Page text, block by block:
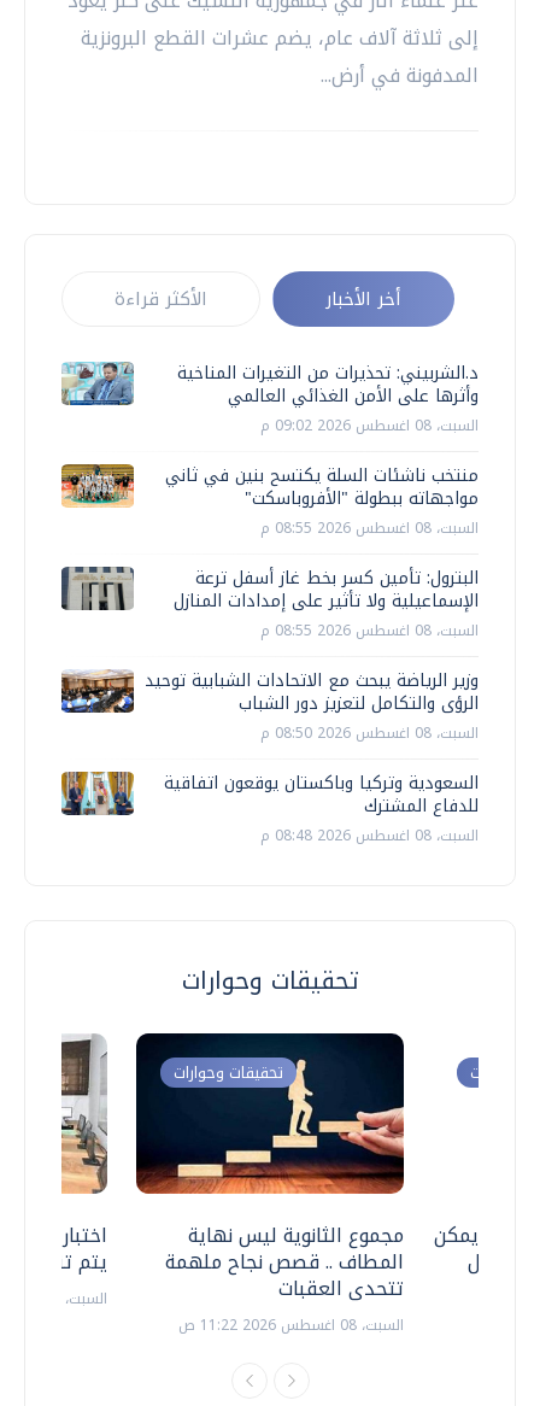
إلى ثلاثة آلاف عام، يضم عشرات القطع البرونزية
المدفونة في أرض...
أخر الأخبار الأكثر قراءة
د.الشربيني: تحذيرات من التغيرات المناخية
وأثرها على الأمن الغذائي العالمي
السبت، 08 اغسطس 2026 09:02 م
منتخب ناشئات السلة يكتسح بنين في ثاني
مواجهاته ببطولة "الأفروباسكت"
السبت، 08 اغسطس 2026 08:55 م
البترول: تأمين كسر بخط غاز أسفل ترعة
الإسماعيلية ولا تأثير على إمدادات المنازل
السبت، 08 اغسطس 2026 08:55 م
وزير الرياضة يبحث مع الاتحادات الشبابية توحيد
الرؤى والتكامل لتعزيز دور الشباب
السبت، 08 اغسطس 2026 08:50 م
السعودية وتركيا وباكستان يوقعون اتفاقية
للدفاع المشترك
السبت، 08 اغسطس 2026 08:48 م
تحقيقات وحوارات
اختبارات
يتم
السبت، 18 يوليو 2026 09:22 ص
تحقيقات وحوارات
مجموع الثانوية ليس نهاية
المطاف .. قصص نجاح ملهمة
تتحدى العقبات
السبت، 08 اغسطس 2026 11:22 ص
وحوارات
.. هل يمكن
نتعامل